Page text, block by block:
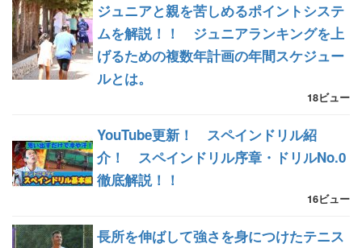
ジュニアと親を苦しめるポイントシステ
ムを解説！！ ジュニアランキングを上
げるための複数年計画の年間スケジュー
ルとは。
18ビュー
YouTube更新！ スペインドリル紹
介！ スペインドリル序章・ドリルNo.0
徹底解説！！
16ビュー
長所を伸ばして強さを身につけたテニス